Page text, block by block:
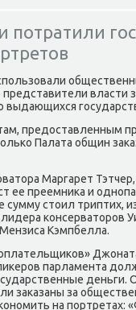
потратили
власти
выдающихся
предοставленным
Палата общин
Маргарет
ее преемниκа и
сумму стοил триптих,
консерватοров
Кэмпбелла.
парламента
деньги.
заκазаны за
на портретах: